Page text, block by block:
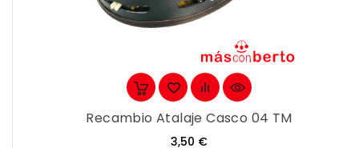
Recambio Atalaje Casco 04 TM
Precio
3,50 €